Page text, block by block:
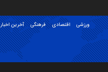
آخرین اخبار فرهنگی اقتصادی ورزشی